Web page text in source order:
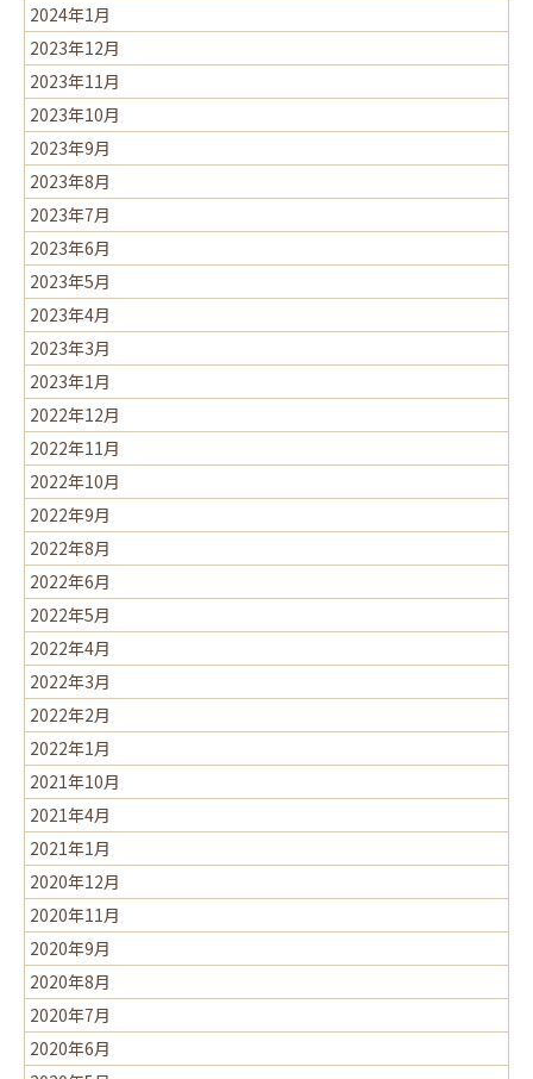
2024年1月
2023年12月
2023年11月
2023年10月
2023年9月
2023年8月
2023年7月
2023年6月
2023年5月
2023年4月
2023年3月
2023年1月
2022年12月
2022年11月
2022年10月
2022年9月
2022年8月
2022年6月
2022年5月
2022年4月
2022年3月
2022年2月
2022年1月
2021年10月
2021年4月
2021年1月
2020年12月
2020年11月
2020年9月
2020年8月
2020年7月
2020年6月